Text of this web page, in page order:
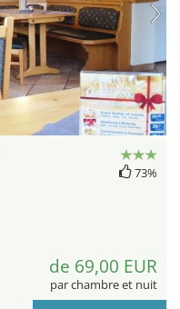
73%
de 69,00 EUR
par chambre et nuit